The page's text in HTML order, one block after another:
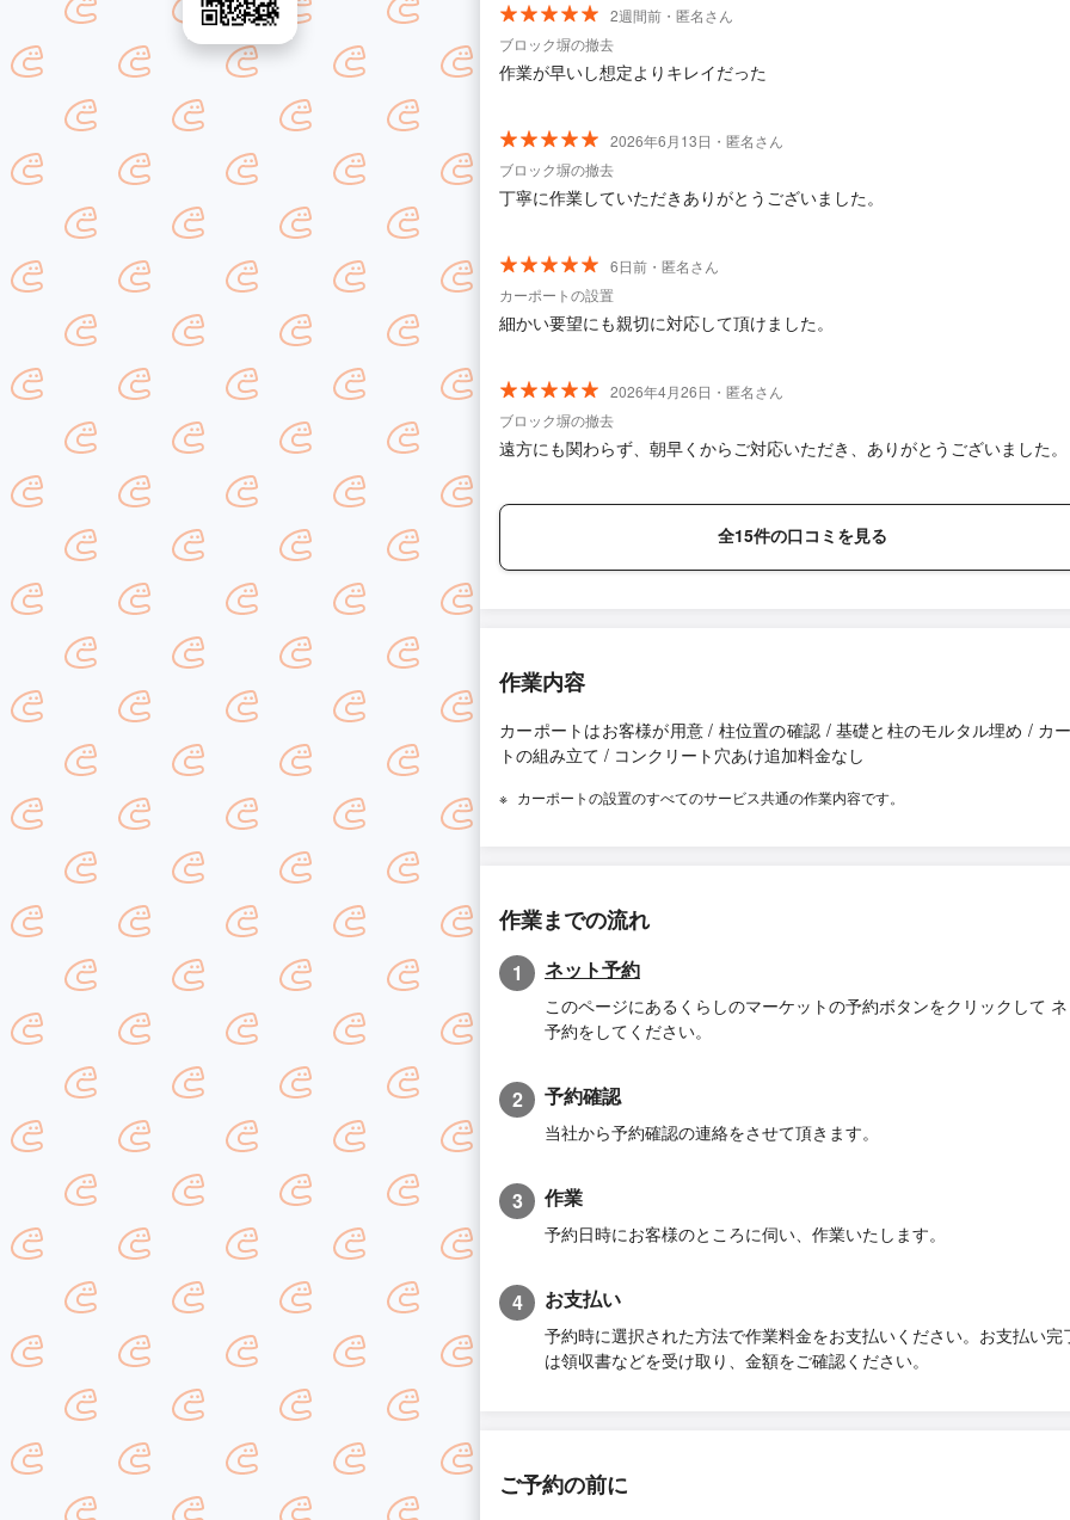
2週間前・匿名さん
ブロック塀の撤去
作業が早いし想定よりキレイだった
2026年6月13日・匿名さん
ブロック塀の撤去
丁寧に作業していただきありがとうございました。
6日前・匿名さん
カーポートの設置
細かい要望にも親切に対応して頂けました。
2026年4月26日・匿名さん
ブロック塀の撤去
遠方にも関わらず、朝早くからご対応いただき、ありがとうございました。
全15件の口コミを見る
作業内容
カーポートはお客様が用意 / 柱位置の確認 / 基礎と柱のモルタル埋め / カ
トの組み立て / コンクリート穴あけ追加料金なし
カーポートの設置のすべてのサービス共通の作業内容です。
作業までの流れ
1 ネット予約
このページにあるくらしのマーケットの予約ボタンをクリックして
予約をしてください。
2 予約確認
当社から予約確認の連絡をさせて頂きます。
3 作業
予約日時にお客様のところに伺い、作業いたします。
4 お支払い
予約時に選択された方法で作業料金をお支払いください。お支払い完
は領収書などを受け取り、金額をご確認ください。
ご予約の前に